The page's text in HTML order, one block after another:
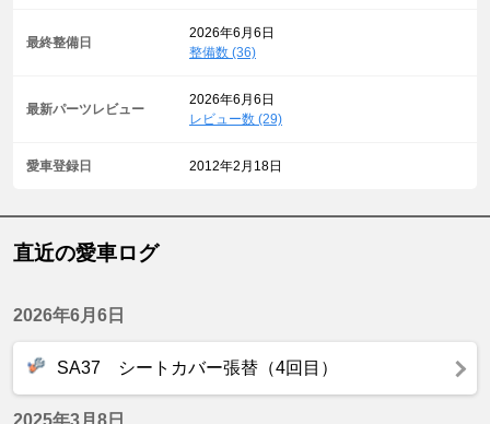
最終整備日
2026年6月6日
整備数 (36)
最新パーツレビュー
2026年6月6日
レビュー数 (29)
愛車登録日 2012年2月18日
直近の愛車ログ
2026年6月6日
SA37 シートカバー張替（4回目）